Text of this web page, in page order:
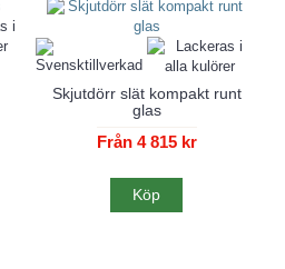
Skjutdörr slät kompakt runt
glas
Från 4 815 kr
Köp